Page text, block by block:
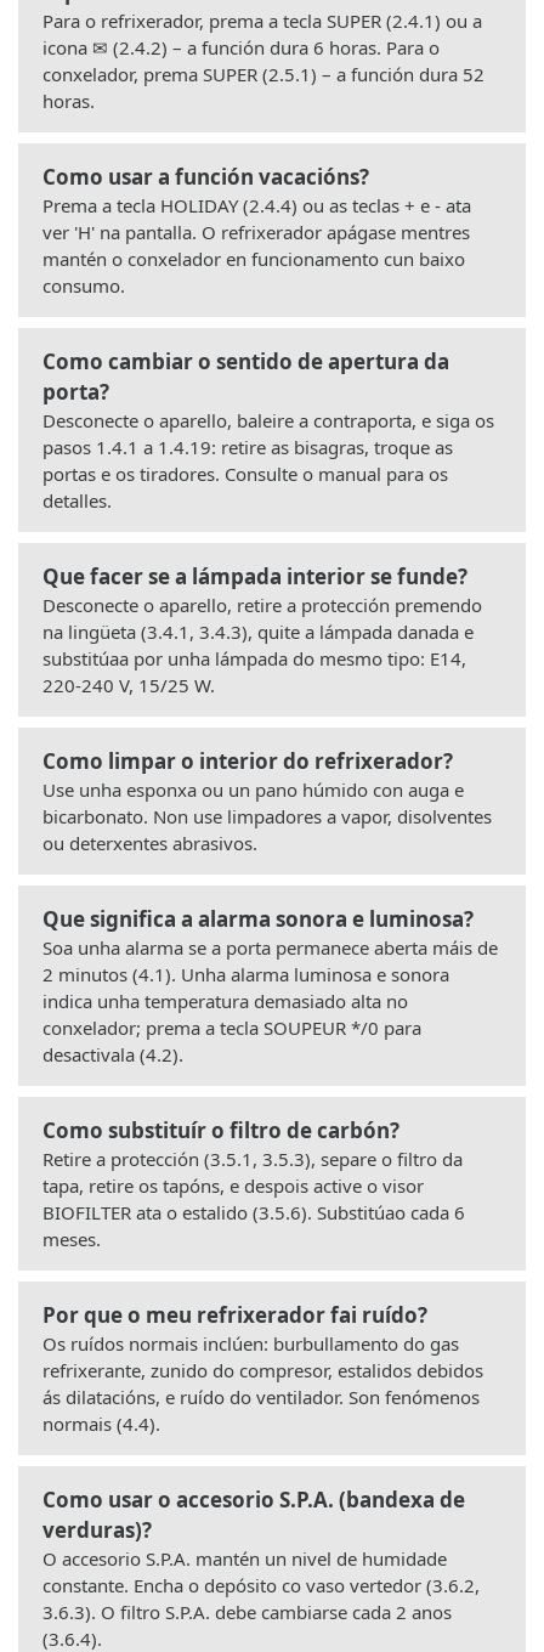
Para o refrixerador, prema a tecla SUPER (2.4.1) ou a
icona ✉ (2.4.2) – a función dura 6 horas. Para o
conxelador, prema SUPER (2.5.1) – a función dura 52
horas.
Como usar a función vacacións?
Prema a tecla HOLIDAY (2.4.4) ou as teclas + e - ata
ver 'H' na pantalla. O refrixerador apágase mentres
mantén o conxelador en funcionamento cun baixo
consumo.
Como cambiar o sentido de apertura da
porta?
Desconecte o aparello, baleire a contraporta, e siga os
pasos 1.4.1 a 1.4.19: retire as bisagras, troque as
portas e os tiradores. Consulte o manual para os
detalles.
Que facer se a lámpada interior se funde?
Desconecte o aparello, retire a protección premendo
na lingüeta (3.4.1, 3.4.3), quite a lámpada danada e
substitúaa por unha lámpada do mesmo tipo: E14,
220-240 V, 15/25 W.
Como limpar o interior do refrixerador?
Use unha esponxa ou un pano húmido con auga e
bicarbonato. Non use limpadores a vapor, disolventes
ou deterxentes abrasivos.
Que significa a alarma sonora e luminosa?
Soa unha alarma se a porta permanece aberta máis de
2 minutos (4.1). Unha alarma luminosa e sonora
indica unha temperatura demasiado alta no
conxelador; prema a tecla SOUPEUR */0 para
desactivala (4.2).
Como substituír o filtro de carbón?
Retire a protección (3.5.1, 3.5.3), separe o filtro da
tapa, retire os tapóns, e despois active o visor
BIOFILTER ata o estalido (3.5.6). Substitúao cada 6
meses.
Por que o meu refrixerador fai ruído?
Os ruídos normais inclúen: burbullamento do gas
refrixerante, zunido do compresor, estalidos debidos
ás dilatacións, e ruído do ventilador. Son fenómenos
normais (4.4).
Como usar o accesorio S.P.A. (bandexa de
verduras)?
O accesorio S.P.A. mantén un nivel de humidade
constante. Encha o depósito co vaso vertedor (3.6.2,
3.6.3). O filtro S.P.A. debe cambiarse cada 2 anos
(3.6.4).